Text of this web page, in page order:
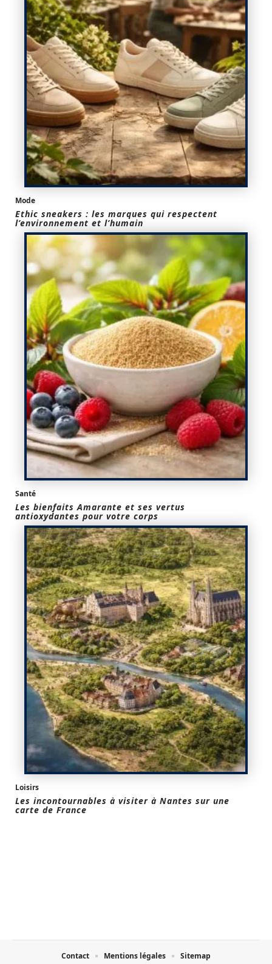
Mode
Ethic sneakers : les marques qui respectent
l’environnement et l’humain
Santé
Les bienfaits Amarante et ses vertus
antioxydantes pour votre corps
Loisirs
Les incontournables à visiter à Nantes sur une
carte de France
Contact Mentions légales Sitemap